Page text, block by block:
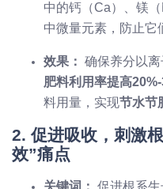
中的钙（Ca）、镁
中微量元素，防止它
效果： 确保养分以离
肥料利用率提高
料用量，实现节水节
2. 促进吸收，刺激
效”痛点
关键词： 促进根系